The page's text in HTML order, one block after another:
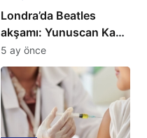
Londra’da Beatles
akşamı: Yunuscan Kaya
klasik yorumuyla
sahnede
5 ay önce